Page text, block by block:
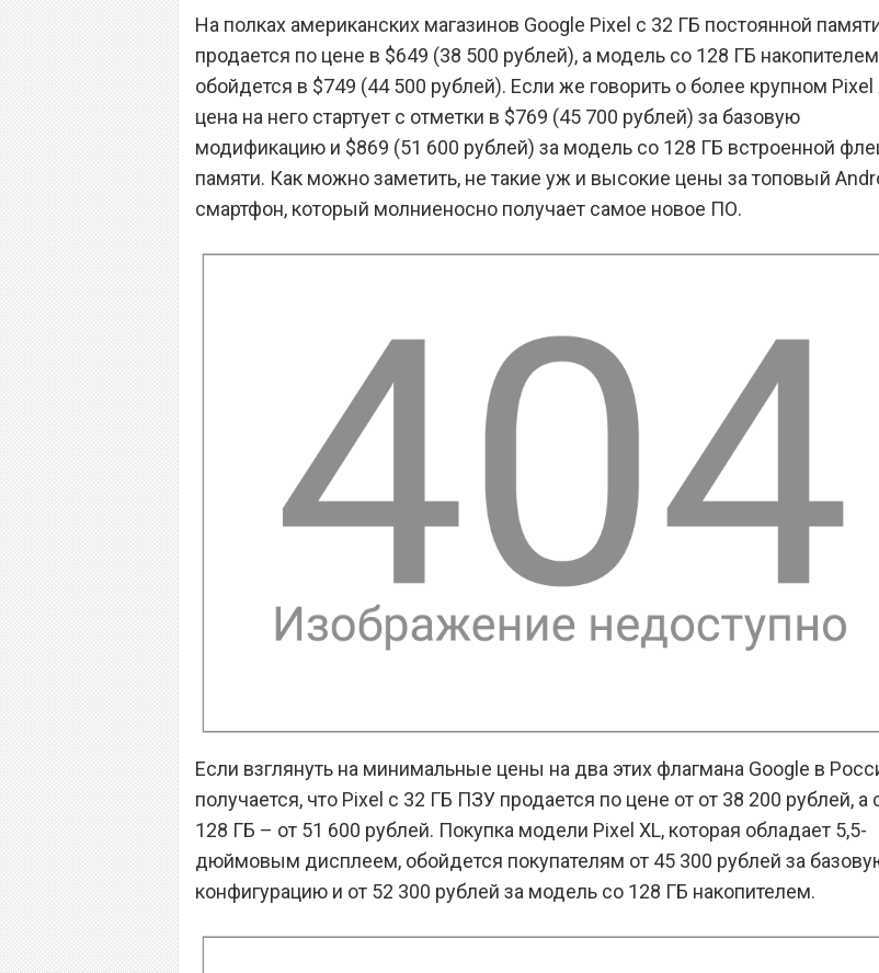
На полках американских магазинов Google Pixel с 32 ГБ постоянной
продается по цене в $649 (38 500 рублей), а модель со 128 ГБ накопителем
обойдется в $749 (44 500 рублей). Если же говорить о более крупном Pixel
цена на него стартует с отметки в $769 (45 700 рублей) за базовую
модификацию и $869 (51 600 рублей) за модель со 128 ГБ встроенной
памяти. Как можно заметить, не такие уж и высокие цены за топовый
смартфон, который молниеносно получает самое новое ПО.
Если взглянуть на минимальные цены на два этих флагмана Google в
получается, что Pixel с 32 ГБ ПЗУ продается по цене от от 38 200 рублей, а
128 ГБ – от 51 600 рублей. Покупка модели Pixel XL, которая обладает 5,5-
дюймовым дисплеем, обойдется покупателям от 45 300 рублей за
конфигурацию и от 52 300 рублей за модель со 128 ГБ накопителем.